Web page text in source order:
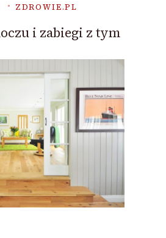
ZDROWIE.PL
i zabiegi z tym